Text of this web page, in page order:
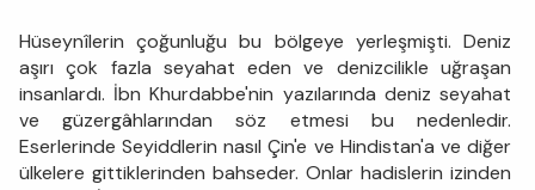
Hüseynîlerin çoğunluğu bu bölgeye yerleşmişti. Deniz
aşırı çok fazla seyahat eden ve denizcilikle uğraşan
insanlardı. İbn Khurdabbe'nin yazılarında deniz seyahat
ve güzergâhlarından söz etmesi bu nedenledir.
Eserlerinde Seyiddlerin nasıl Çin'e ve Hindistan'a ve diğer
ülkelere gittiklerinden bahseder. Onlar hadislerin izinden